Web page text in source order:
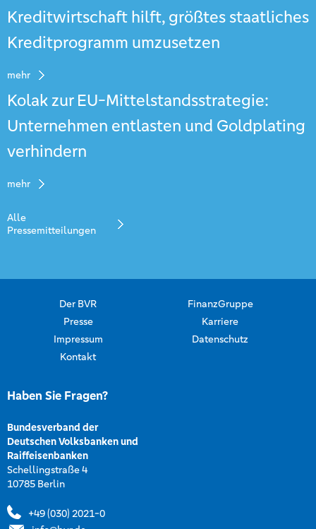
Kreditwirtschaft hilft, größtes staatliches
Kreditprogramm umzusetzen
mehr
Kolak zur EU-Mittelstandsstrategie:
Unternehmen entlasten und Goldplating
verhindern
mehr
Alle
Pressemitteilungen
Der BVR
FinanzGruppe
Presse
Karriere
Impressum
Datenschutz
Kontakt
Haben Sie Fragen?
Bundesverband der
Deutschen Volksbanken und
Raiffeisenbanken
Schellingstraße 4
10785 Berlin
+49 (030) 2021-0